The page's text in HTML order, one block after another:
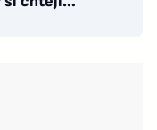
řídit samy